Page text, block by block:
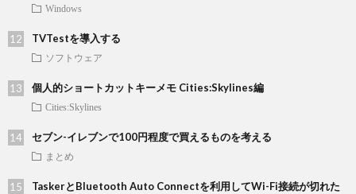
Windows
TVTestを導入する
ソフトウェア
個人的ショートカットキーメモ Cities:Skylines編
Cities:Skylines
セブン-イレブンで100円程度で買えるものを考える
まとめ
TaskerとBluetooth Auto Connectを利用してWi-Fi接続が切れた